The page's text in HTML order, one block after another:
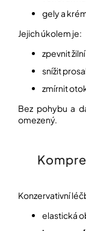
gely a
Jejich úkolem je:
zpevnit
snížit
zmírnit
Bez pohybu a
omezený.
Konzervativní
elastická